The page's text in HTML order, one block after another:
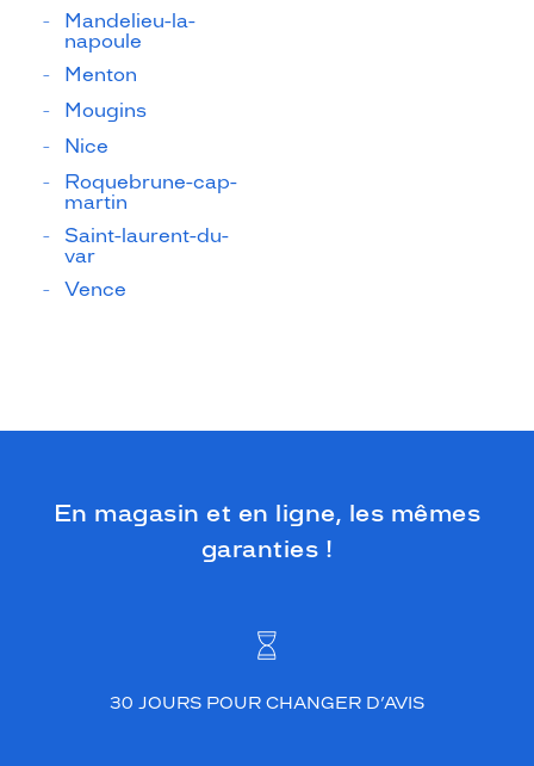
Mandelieu-la-
napoule
Menton
Mougins
Nice
Roquebrune-cap-
martin
Saint-laurent-du-
var
Vence
En magasin et en ligne, les mêmes
garanties !
30 JOURS POUR CHANGER D’AVIS